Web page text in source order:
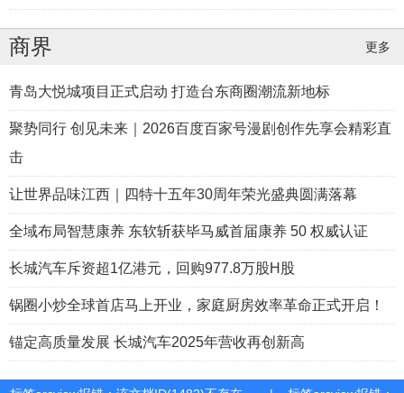
「汽水音乐潮音派对」成都开躁！暑假最后
一个音乐节，包好耍！
商界 更多
青岛大悦城项目正式启动 打造台东商圈潮流新地标
聚势同行 创见未来｜2026百度百家号漫剧创作先享会精彩直
击
让世界品味江西｜四特十五年30周年荣光盛典圆满落幕
全域布局智慧康养 东软斩获毕马威首届康养 50 权威认证
长城汽车斥资超1亿港元，回购977.8万股H股
锅圈小炒全球首店马上开业，家庭厨房效率革命正式开启！
锚定高质量发展 长城汽车2025年营收再创新高